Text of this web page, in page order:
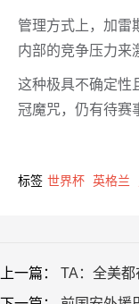
管理方式上，加雷
内部的竞争压力来
这种极具不确定性
冠魔咒，仍有待赛
标签 世界杯 英格兰
上一篇： TA：全美